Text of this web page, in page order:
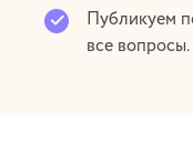
Публикуем
все вопросы.